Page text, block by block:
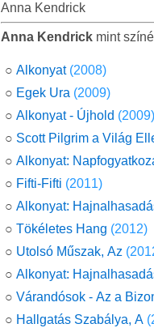
Anna Kendrick
Anna Kendrick mint
○ Alkonyat (2008)
○ Egek Ura (2009)
○ Alkonyat - Újhold (2009)
○ Scott Pilgrim a Világ
○ Alkonyat:
○ Fifti-Fifti (2011)
○ Alkonyat:
○ Tökéletes Hang (2012)
○ Utolsó Műszak, Az
○ Alkonyat:
○ Várandósok - Az a
○ Hallgatás Szabálya, A